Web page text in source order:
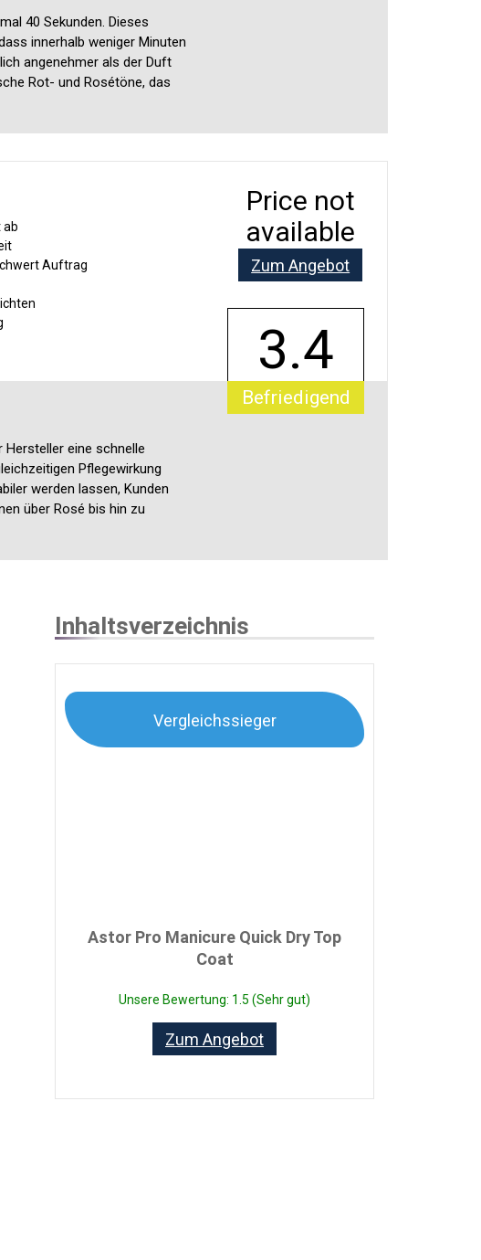
40 Sekunden. Dieses
innerhalb weniger Minuten
angenehmer als der Duft
Rot- und Rosétöne, das
ab
Auftrag
Price not
available
Zum Angebot
3.4
Befriedigend
Hersteller eine schnelle
Pflegewirkung
werden lassen, Kunden
über Rosé bis hin zu
Inhaltsverzeichnis
Vergleichssieger
Astor Pro Manicure Quick Dry Top
Coat
Unsere Bewertung: 1.5 (Sehr gut)
Zum Angebot